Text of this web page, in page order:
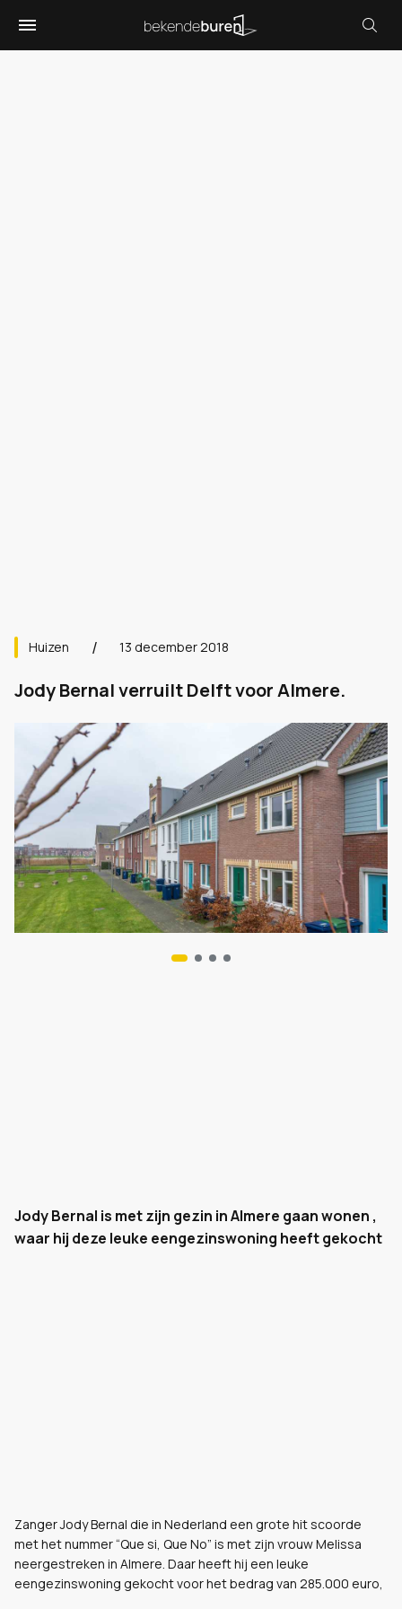
Huizen 13 december 2018
Jody Bernal verruilt Delft voor Almere.
Jody Bernal is met zijn gezin in Almere gaan wonen ,
waar hij deze leuke eengezinswoning heeft gekocht
Zanger Jody Bernal die in Nederland een grote hit scoorde
met het nummer “Que si, Que No” is met zijn vrouw Melissa
neergestreken in Almere. Daar heeft hij een leuke
eengezinswoning gekocht voor het bedrag van 285.000 euro,